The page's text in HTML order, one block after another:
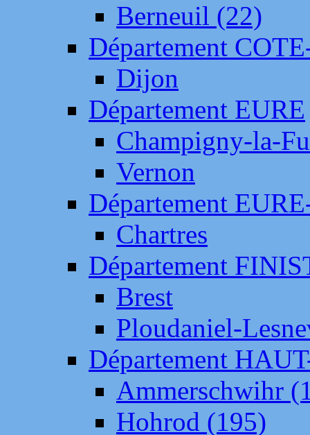
Berneuil (22)
Département
Dijon
Département EURE
Champigny-la-
Vernon
Département
Chartres
Département
Brest
Ploudaniel-
Département
Ammerschwihr
Hohrod (195)